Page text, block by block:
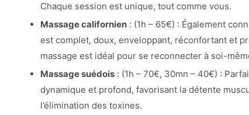
Chaque session est unique, tout comme vous.
Massage californien : (1h – 65€) : Également
est complet, doux, enveloppant, réconfortant et
massage est idéal pour se reconnecter à soi-
Massage suédois : (1h – 70€, 30mn – 40€) :
dynamique et profond, favorisant la détente
l’élimination des toxines.